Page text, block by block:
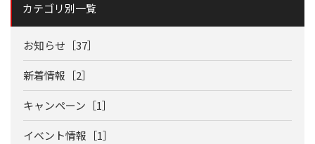
カテゴリ別一覧
お知らせ［37］
新着情報［2］
キャンペーン［1］
イベント情報［1］